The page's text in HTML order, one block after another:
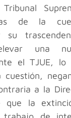
de la
su
una
el TJUE,
cuestión,
a la
que la